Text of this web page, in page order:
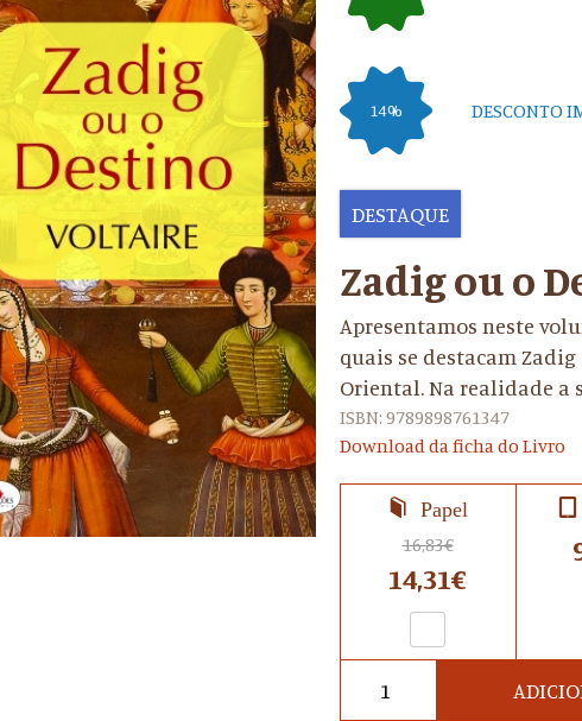
14% DESCONTO
DESTAQUE
Zadig ou o
Apresentamos neste
quais se destacam
Oriental. Na realidade a
ISBN: 9789898761347
Download da ficha do Livro
Papel
16,83€
14,31€